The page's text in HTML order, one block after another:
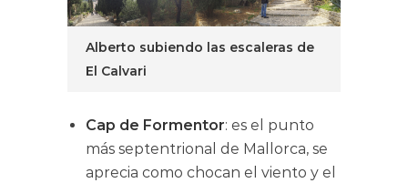
Alberto subiendo las escaleras de
El Calvari
Cap de Formentor: es el punto
más septentrional de Mallorca, se
aprecia como chocan el viento y el